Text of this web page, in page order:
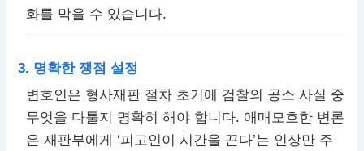
화를 막을 수 있습니다.
3. 명확한 쟁점 설정
변호인은 형사재판 절차 초기에 검찰의 공소 사실 중
무엇을 다툴지 명확히 해야 합니다. 애매모호한 변론
은 재판부에게 ‘피고인이 시간을 끈다’는 인상만 주